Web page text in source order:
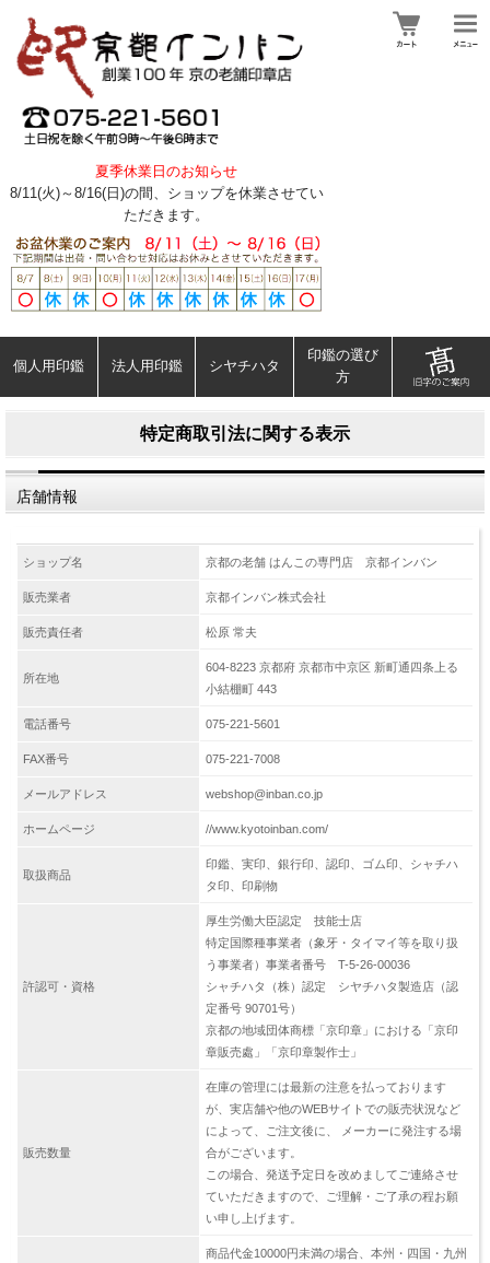
夏季休業日のお知らせ
8/11(火)～8/16(日)の間、ショップを休業させてい
ただきます。
個人用印鑑 法人用印鑑 シヤチハタ
印鑑の選び
方
特定商取引法に関する表示
店舗情報
ショップ名 京都の老舗 はんこの専門店 京都インバン
販売業者 京都インバン株式会社
販売責任者 松原 常夫
所在地
604-8223 京都府 京都市中京区 新町通四条上る
小結棚町 443
電話番号 075-221-5601
FAX番号 075-221-7008
メールアドレス webshop@inban.co.jp
ホームページ //www.kyotoinban.com/
取扱商品
印鑑、実印、銀行印、認印、ゴム印、シャチハ
タ印、印刷物
許認可・資格
厚生労働大臣認定 技能士店
特定国際種事業者（象牙・タイマイ等を取り扱
う事業者）事業者番号 T-5-26-00036
シャチハタ（株）認定 シヤチハタ製造店（認
定番号 90701号）
京都の地域団体商標「京印章」における「京印
章販売處」「京印章製作士」
販売数量
在庫の管理には最新の注意を払っております
が、実店舗や他のWEBサイトでの販売状況など
によって、ご注文後に、 メーカーに発注する場
合がございます。
この場合、発送予定日を改めましてご連絡させ
ていただきますので、ご理解・ご了承の程お願
い申し上げます。
商品代金10000円未満の場合、本州・四国・九州